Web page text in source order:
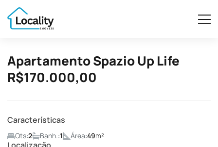
Apartamento Spazio Up Life
R$170.000,00
Características
Qts:2 Banh.:1 Área:49m²